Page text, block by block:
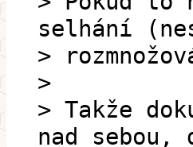
selhání
>
>
> Takže
nad